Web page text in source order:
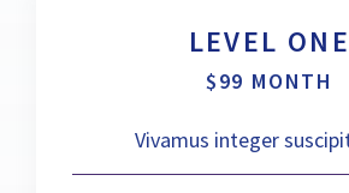
LEVEL ONE
$99 MONTH
Vivamus integer